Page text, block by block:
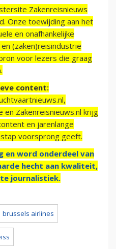
Zakenreisnieuws
Onze toewijding aan het
en onafhankelijke
(zaken)reisindustrie
voor lezers die graag
content:
en Zakenreisnieuws.nl krijg
en jarenlange
voorsprong geeft.
en word onderdeel van
hecht aan kwaliteit,
journalistiek.
brussels airlines